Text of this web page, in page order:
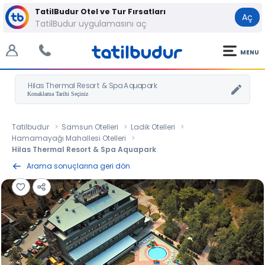
TatilBudur Otel ve Tur Fırsatları
TatilBudur uygulamasını aç
Aç
MENU
Hilas Thermal Resort & Spa Aquapark
Tatilbudur Samsun Otelleri
Ladik Otelleri
Hamamayağı Mahallesi Otelleri
Hilas Thermal Resort & Spa Aquapark
Arama sonuçlarına geri dön